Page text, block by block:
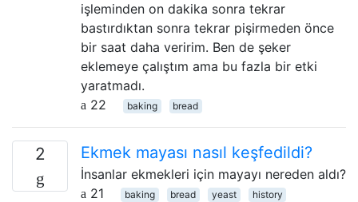
işleminden on dakika sonra tekrar
bastırdıktan sonra tekrar pişirmeden önce
bir saat daha veririm. Ben de şeker
eklemeye çalıştım ama bu fazla bir etki
yaratmadı.
22
baking bread
2 Ekmek mayası nasıl keşfedildi?
İnsanlar ekmekleri için mayayı nereden aldı?
21
baking bread yeast history